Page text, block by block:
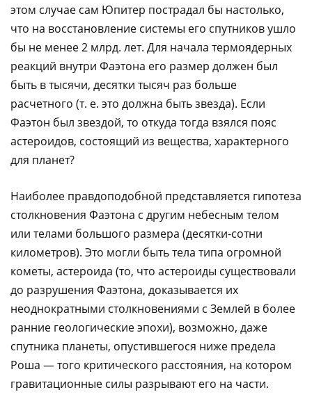
этом случае сам Юпитер пострадал бы настолько,
что на восстановление системы его спутников ушло
бы не менее 2 млрд. лет. Для начала термоядерных
реакций внутри Фаэтона его размер должен был
быть в тысячи, десятки тысяч раз больше
расчетного (т. е. это должна быть звезда). Если
Фаэтон был звездой, то откуда тогда взялся пояс
астероидов, состоящий из вещества, характерного
для планет?
Наиболее правдоподобной представляется гипотеза
столкновения Фаэтона с другим небесным телом
или телами большого размера (десятки-сотни
километров). Это могли быть тела типа огромной
кометы, астероида (то, что астероиды существовали
до разрушения Фаэтона, доказывается их
неоднократными столкновениями с Землей в более
ранние геологические эпохи), возможно, даже
спутника планеты, опустившегося ниже предела
Роша — того критического расстояния, на котором
гравитационные силы разрывают его на части.